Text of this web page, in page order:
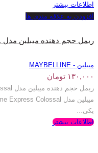
اطلاعات بیشتر
افزودن به علاقه مندی ها
ریمل حجم دهنده میبلین مدل VOLUME EXPRESS COLOSSAL
میبلین - MAYBELLINE
۱۳۰,۰۰۰ تومان
یکی...
اطلاعات بیشتر